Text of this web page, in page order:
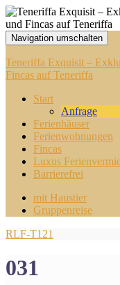
Navigation umschalten
Teneriffa Exquisit –
Fincas auf Teneriffa
Start
Anfrage
Ferienhäuser
Ferienwohnungen
Fincas
Luxus
Barrierefrei
mit Haustier
Gruppenreise
RLF-T121
031